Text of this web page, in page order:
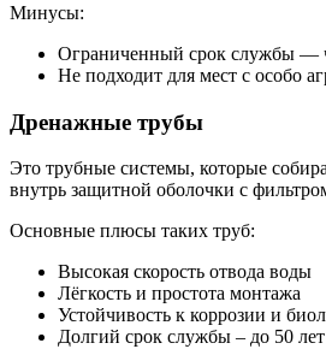
Минусы:
Ограниченный срок службы —
Не подходит для мест с особо
Дренажные трубы
Это трубные системы, которые
внутрь защитной оболочки с
Основные плюсы таких труб:
Высокая скорость отвода воды
Лёгкость и простота монтажа
Устойчивость к коррозии и
Долгий срок службы – до 50 лет